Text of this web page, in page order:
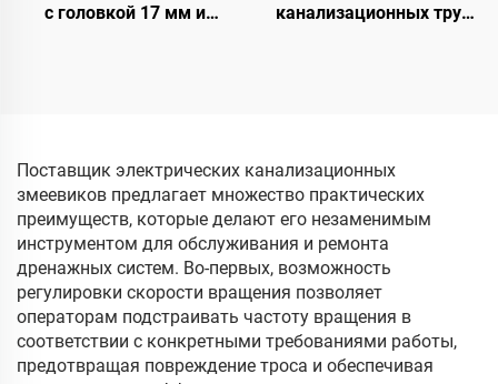
с головкой 17 мм и
канализационных труб
Водонепроницаемая 10-
200 м (опционально)
Поставщик электрических канализационных
змеевиков предлагает множество практических
преимуществ, которые делают его незаменимым
инструментом для обслуживания и ремонта
дренажных систем. Во-первых, возможность
регулировки скорости вращения позволяет
операторам подстраивать частоту вращения в
соответствии с конкретными требованиями работы,
предотвращая повреждение троса и обеспечивая